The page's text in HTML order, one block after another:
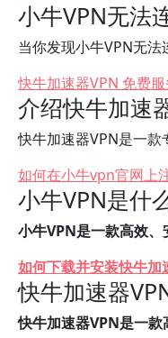
小牛VPN无法
当你发现小牛VPN无
快牛加速器VPN 免费
介绍快牛加速
快牛加速器VPN是一
如何在小牛vpn官网上
小牛VPN是什
小牛VPN是一款高效
如何下载并安装快牛
快牛加速器
快牛加速器VPN是一款